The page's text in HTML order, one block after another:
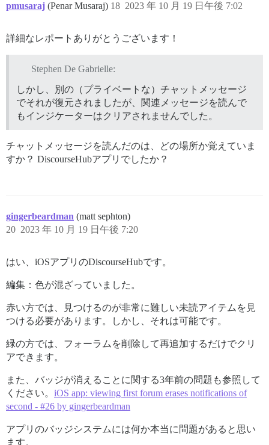
pmusaraj (Penar Musaraj) 2023 年 10 月 19 日午後 7:02
18
詳細なレポートありがとうございます！
Stephen De Gabrielle:
しかし、別の（プライベートな）チャットメッセージ
でそれが復元されましたが、関連メッセージを読んで
もインジケーターはクリアされませんでした。
チャットメッセージを読んだのは、どの場所か覚えていま
すか？ DiscourseHubアプリでしたか？
gingerbeardman (matt sephton)
2023 年 10 月 19 日午後 7:20
20
はい、iOSアプリのDiscourseHubです。
編集：色が混ざっていました。
赤い方では、見つけるのが非常に難しい未読アイテムを見
つける必要があります。しかし、それは可能です。
緑の方では、フォーラムを削除して再追加するだけでクリ
アできます。
また、バッジが消えることに関する3年前の問題も参照して
ください。 iOS app: viewing first forum erases notifications of
second - #26 by gingerbeardman
アプリのバッジシステムには何か本当に問題があると思い
ます。